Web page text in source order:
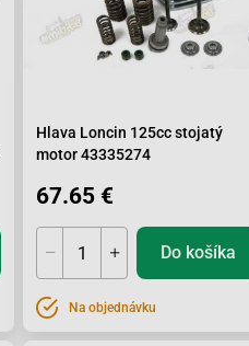
Hlava Loncin 125cc stojatý
motor 43335274
67.65 €
Do košíka
Na objednávku